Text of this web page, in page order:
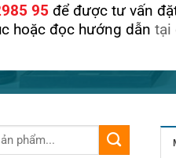
95 để được tư vấn
hoặc đọc hướng dẫn tại